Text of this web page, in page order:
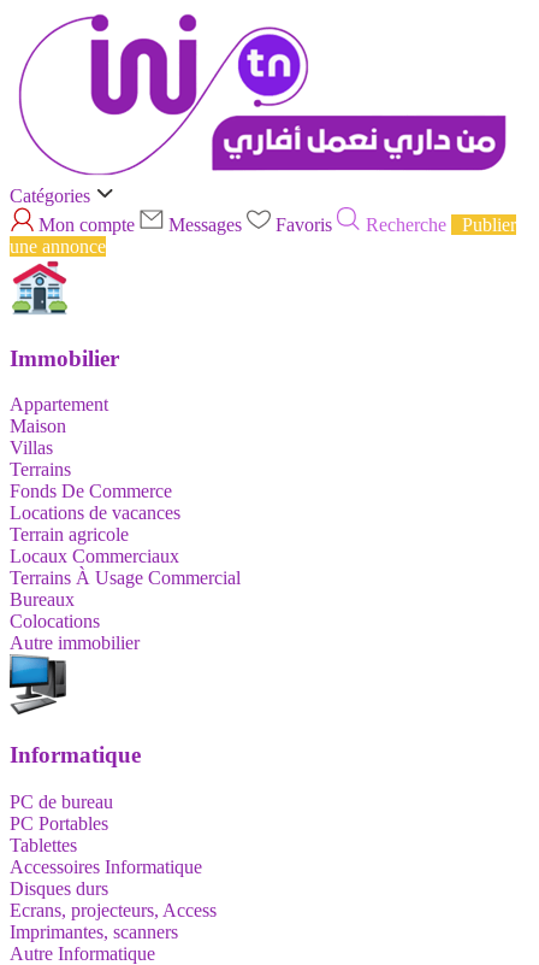
Catégories
Mon compte
Messages Favoris Recherche
Publier
une annonce
Immobilier
Appartement
Maison
Villas
Terrains
Fonds De Commerce
Locations de vacances
Terrain agricole
Locaux Commerciaux
Terrains À Usage Commercial
Bureaux
Colocations
Autre immobilier
Informatique
PC de bureau
PC Portables
Tablettes
Accessoires Informatique
Disques durs
Ecrans, projecteurs, Access
Imprimantes, scanners
Autre Informatique